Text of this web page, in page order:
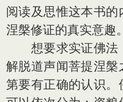
阅读及思惟这本书
涅槃修证的真实意趣。
想要求实证佛法
解脱道声闻菩提涅槃
第要有正确的认识